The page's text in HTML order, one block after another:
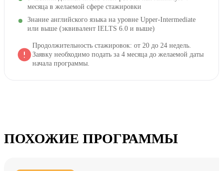
месяца в желаемой сфере стажировки
Знание английского языка на уровне Upper-Intermediate
или выше (эквивалент IELTS 6.0 и выше)
Продолжительность стажировок: от 20 до 24 недель.
Заявку необходимо подать за 4 месяца до желаемой даты
начала программы.
ПОХОЖИЕ ПРОГРАММЫ